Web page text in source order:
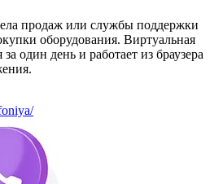
продаж или службы поддержки
оборудования. Виртуальная
один день и работает из браузера